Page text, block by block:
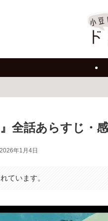
全話あらすじ・
2026年1月4日
ています。